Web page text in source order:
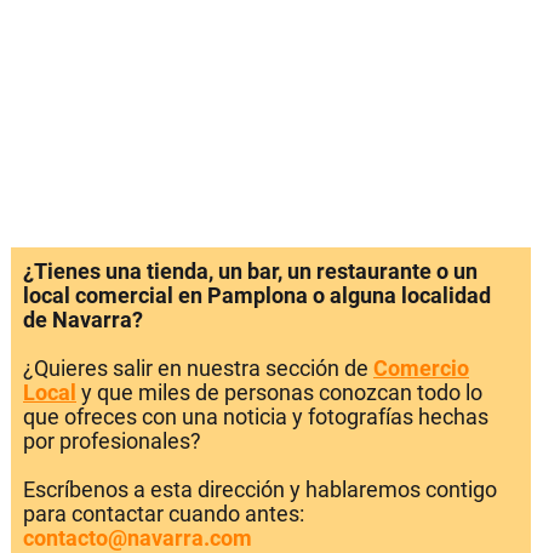
¿Tienes una tienda, un bar, un restaurante o un
local comercial en Pamplona o alguna localidad
de Navarra?
¿Quieres salir en nuestra sección de Comercio
Local y que miles de personas conozcan todo lo
que ofreces con una noticia y fotografías hechas
por profesionales?
Escríbenos a esta dirección y hablaremos contigo
para contactar cuando antes:
contacto@navarra.com